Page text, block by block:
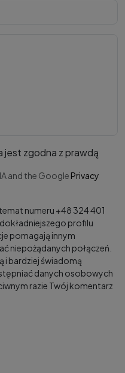
jest zgodna z prawdą
and the Google Privacy
numeru +48 324 401
profilu
pomagają innym
niepożądanych połączeń.
i bardziej świadomą
danych osobowych
razie Twój komentarz